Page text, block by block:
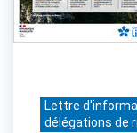
Lettre
délégations de